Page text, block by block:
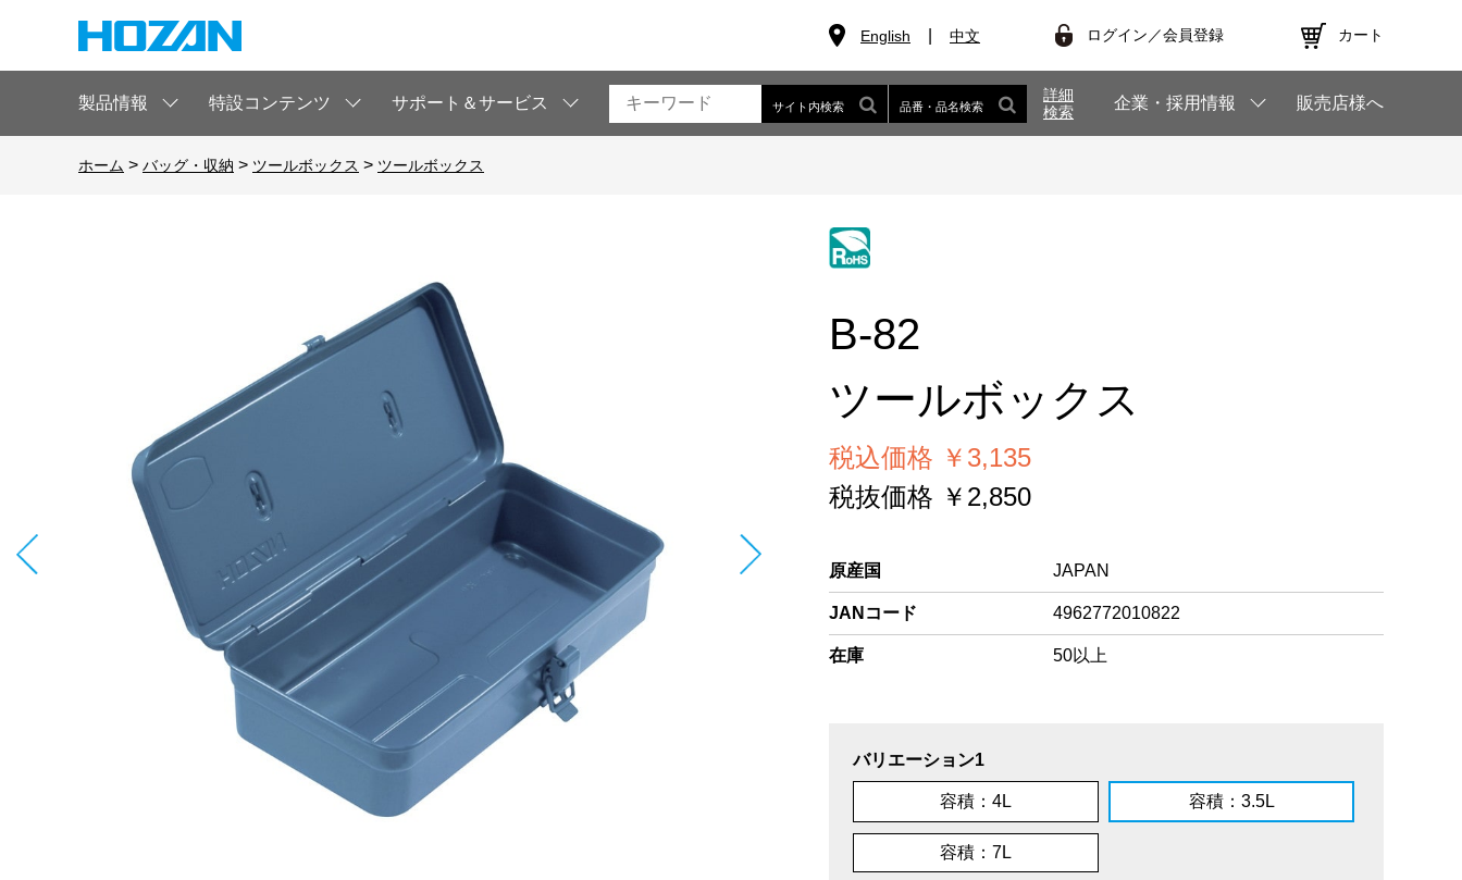
English 中文 ログイン／会員登録 カート
製品情報 特設コンテンツ サポート＆サービス サイト内検索 品番・品名検索
詳細
検索
企業・採用情報 販売店様へ
ホーム > バッグ・収納 > ツールボックス > ツールボックス
B-82
ツールボックス
税込価格 ￥3,135
税抜価格 ￥2,850
原産国 JAPAN
JANコード 4962772010822
在庫 50以上
バリエーション1
容積：4L 容積：3.5L
容積：7L